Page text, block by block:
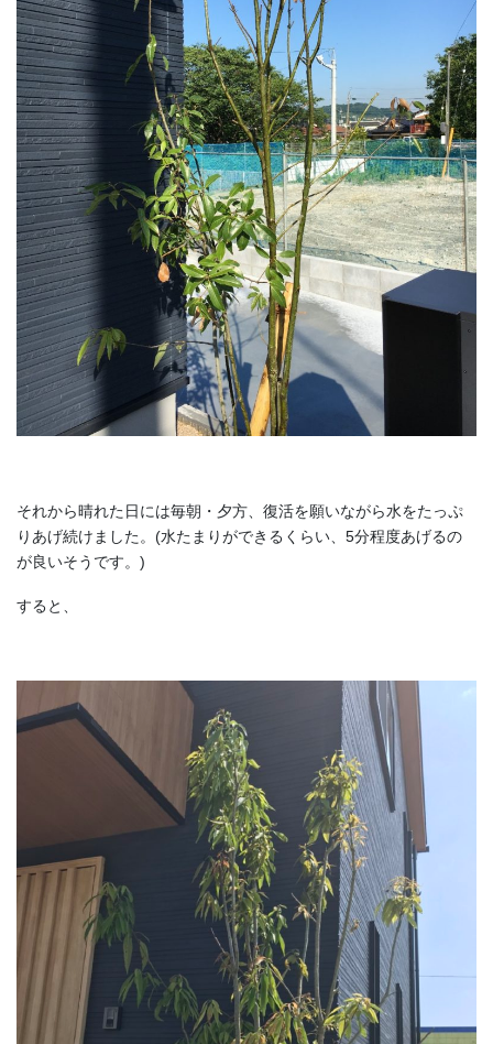
それから晴れた日には毎朝・夕方、復活を願いながら水をたっぷ
りあげ続けました。(水たまりができるくらい、5分程度あげるの
が良いそうです。)
すると、